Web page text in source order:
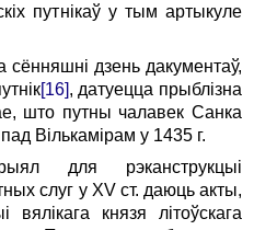
путнікаў у тым артыкуле
дзень дакументаў,
[16], датуецца прыблізна
што путны чалавек Санка
Вількамірам у 1435 г.
для рэканструкцыі
слуг у XV ст. даюць акты,
князя літоўскага